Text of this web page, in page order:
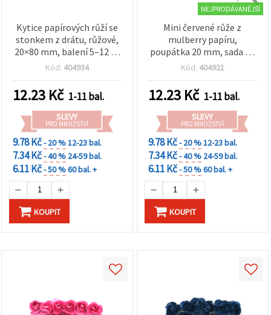
Kytice papírových růží se
stonkem z drátu, růžové,
20×80 mm, balení 5–12 ks
– na tvoření a dekorace
Kód: 404934
12.23 Kč 1-11 bal.
SLEVY
PRO MNOŽSTVÍ
9.78 Kč- 20 %12-23 bal.
7.34 Kč- 40 % 24-59 bal.
6.11 Kč- 50 %60 bal. +
KOUPIT
NEJPRODÁVANĚJŠÍ
Mini červené růže z
mulberry papíru,
poupátka 20 mm, sada 12
ks se zelenými drátěnými
pro scrapbooking, výrobu
přání a DIY dekorace
Kód: 404921
12.23 Kč 1-11 bal.
SLEVY
PRO MNOŽSTVÍ
9.78 Kč- 20 %12-23 bal.
7.34 Kč- 40 % 24-59 bal.
6.11 Kč- 50 %60 bal. +
KOUPIT